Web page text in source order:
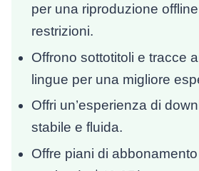
per una riproduzione
restrizioni.
Offrono sottotitoli e tracce
lingue per una migliore
Offri un’esperienza di
stabile e fluida.
Offre piani di